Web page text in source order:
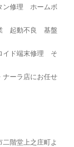
ン修理 ホームボ
起動不良 基盤
イド端末修理 そ
ナーラ店にお任せ
階堂上之庄町よ